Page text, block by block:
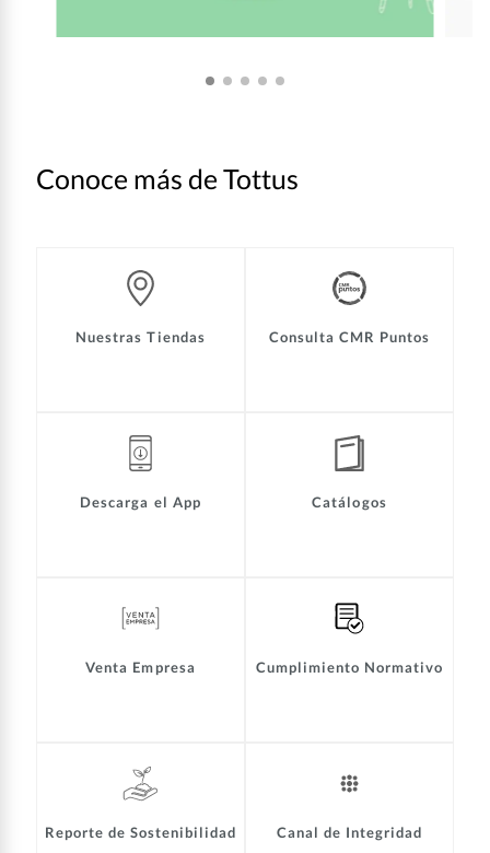
Conoce más de Tottus
Nuestras Tiendas Consulta CMR Puntos
Descarga el App Catálogos
Venta Empresa Cumplimiento Normativo
Reporte de Sostenibilidad Canal de Integridad